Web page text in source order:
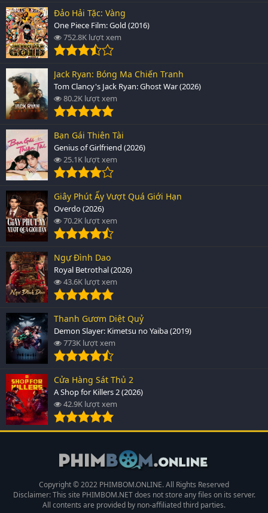
Đảo Hải Tặc: Vàng
One Piece Film: Gold (2016)
752.8K lượt xem
Jack Ryan: Bóng Ma Chiến Tranh
Tom Clancy's Jack Ryan: Ghost War (2026)
80.2K lượt xem
Bạn Gái Thiên Tài
Genius of Girlfriend (2026)
25.1K lượt xem
Giây Phút Ấy Vượt Quá Giới Hạn
Overdo (2026)
70.2K lượt xem
Ngự Đình Dao
Royal Betrothal (2026)
43.6K lượt xem
Thanh Gươm Diệt Quỷ
Demon Slayer: Kimetsu no Yaiba (2019)
773K lượt xem
Cửa Hàng Sát Thủ 2
A Shop for Killers 2 (2026)
42.9K lượt xem
Copyright © 2022 PHIMBOM.ONLINE. All Rights Reserved
Disclaimer: This site PHIMBOM.NETdoes not store any files on its server.
All contents are provided by non-affiliated third parties.